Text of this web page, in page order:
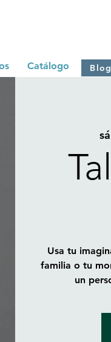
Catálogo Blog
Usa tu
familia o tu
un